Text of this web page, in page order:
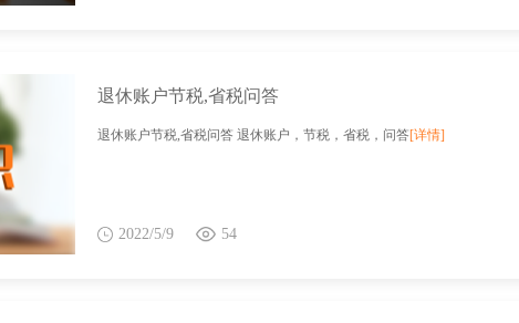
退休账户节税,省税问答
退休账户节税,省税问答 退休账户，节税，省税，问答[详情]
2022/5/9 54